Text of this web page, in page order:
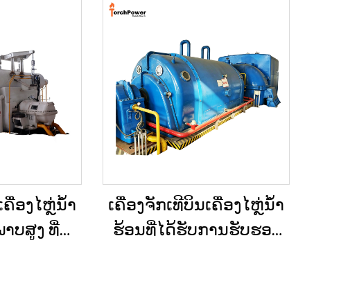
ຄື່ອງໄຫຼ່ນ້ຳ
ບສູງ ທີ່
ເຄື່ອງຈັກເທີບິນເຄື່ອງໄຫຼ່ນ້ຳ
ຮ້ອນທີ່ໄດ້ຮັບການຮັບຮອງ